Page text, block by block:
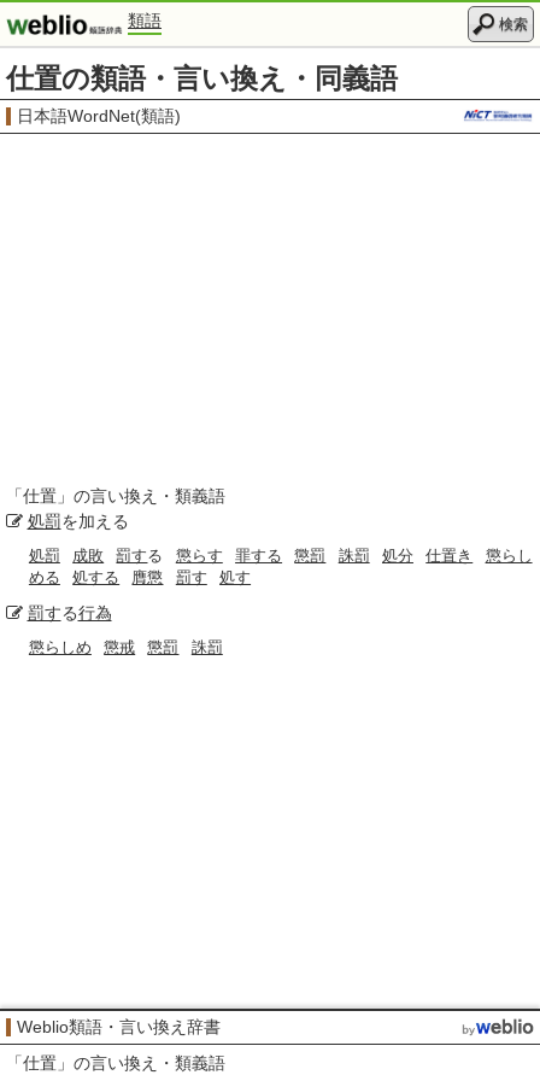
類語 検索
仕置の類語・言い換え・同義語
日本語WordNet(類語)
「仕置 」の言い換え・類義語
処罰を加える
処罰 成敗 罰する 懲らす 罪する 懲罰 誅罰 処分 仕置き
懲らし
める
処する 膺懲 罰す 処す
罰する行為
懲らしめ 懲戒 懲罰 誅罰
Weblio類語・言い換え辞書
「仕置 」の言い換え・類義語